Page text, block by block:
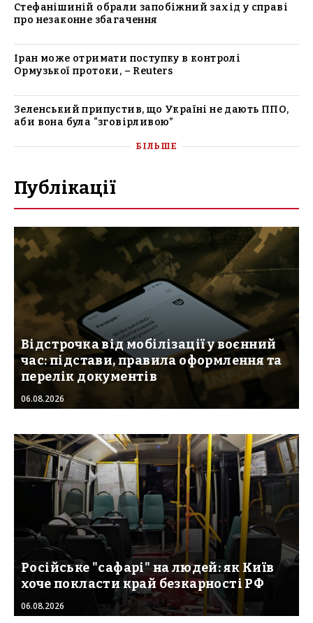
Стефанішиній обрали запобіжний захід у справі
про незаконне збагачення
Іран може отримати поступку в контролі
Ормузької протоки, – Reuters
Зеленський припустив, що Україні не дають ППО,
аби вона була “зговірливою”
БІЛЬШЕ
Публікації
Відстрочка від мобілізації у воєнний
час: підстави, правила оформлення та
перелік документів
06.08.2026
Російське "сафарі" на людей: як Київ
хоче покласти край безкарності РФ
06.08.2026